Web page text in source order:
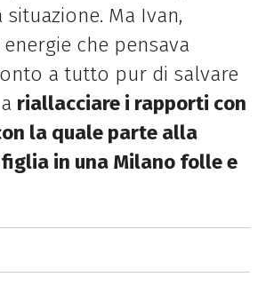
Ma Ivan,
che pensava
a tutto pur di salvare
riallacciare i rapporti con
la quale parte alla
in una Milano folle e